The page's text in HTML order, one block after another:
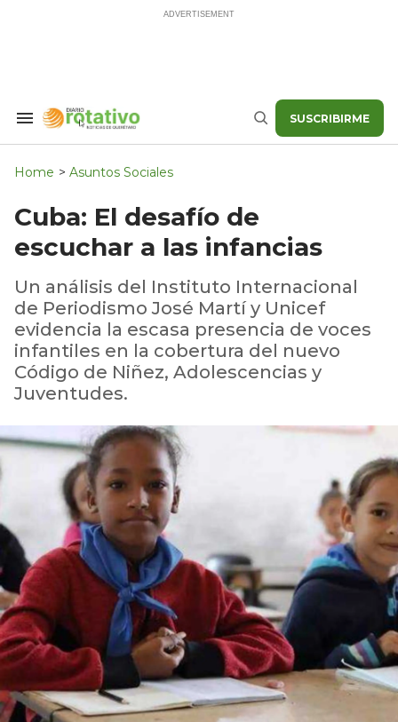
Search
Navigation
Buscar SUSCRIBIRME
Home > Asuntos Sociales
Cuba: El desafío de
escuchar a las infancias
Un análisis del Instituto Internacional
de Periodismo José Martí y Unicef
evidencia la escasa presencia de voces
infantiles en la cobertura del nuevo
Código de Niñez, Adolescencias y
Juventudes.